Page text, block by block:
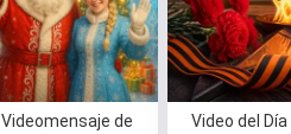
Videomensaje de
Video del Día